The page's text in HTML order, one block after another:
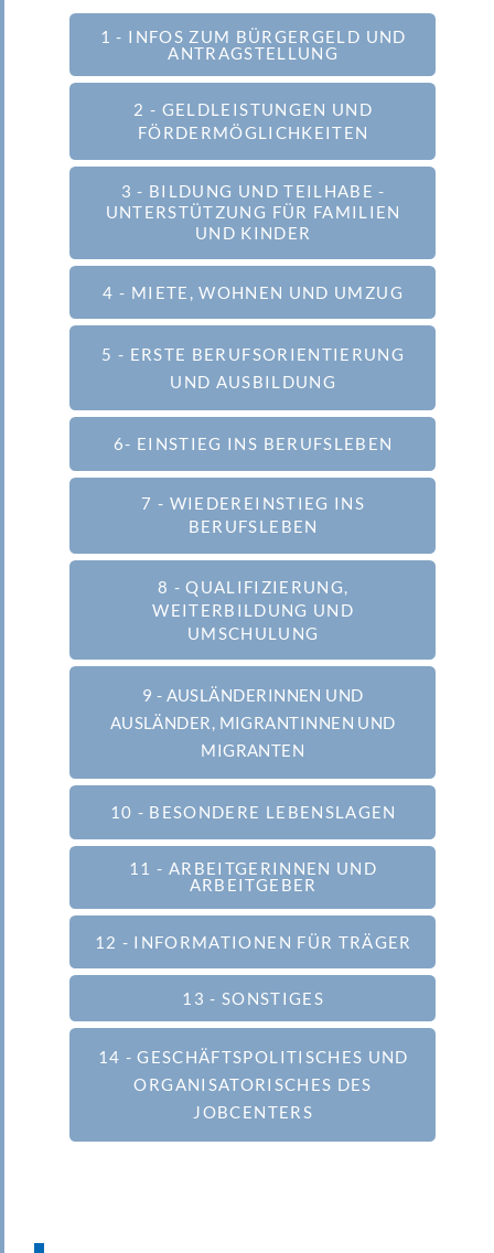
1 - INFOS ZUM BÜRGERGELD UND
ANTRAGSTELLUNG
2 - GELDLEISTUNGEN UND
FÖRDERMÖGLICHKEITEN
3 - BILDUNG UND TEILHABE -
UNTERSTÜTZUNG FÜR FAMILIEN
UND KINDER
4 - MIETE, WOHNEN UND UMZUG
5 - ERSTE BERUFSORIENTIERUNG
UND AUSBILDUNG
6- EINSTIEG INS BERUFSLEBEN
7 - WIEDEREINSTIEG INS
BERUFSLEBEN
8 - QUALIFIZIERUNG,
WEITERBILDUNG UND
UMSCHULUNG
9 - AUSLÄNDERINNEN UND
AUSLÄNDER, MIGRANTINNEN UND
MIGRANTEN
10 - BESONDERE LEBENSLAGEN
11 - ARBEITGERINNEN UND
ARBEITGEBER
12 - INFORMATIONEN FÜR TRÄGER
13 - SONSTIGES
14 - GESCHÄFTSPOLITISCHES UND
ORGANISATORISCHES DES
JOBCENTERS